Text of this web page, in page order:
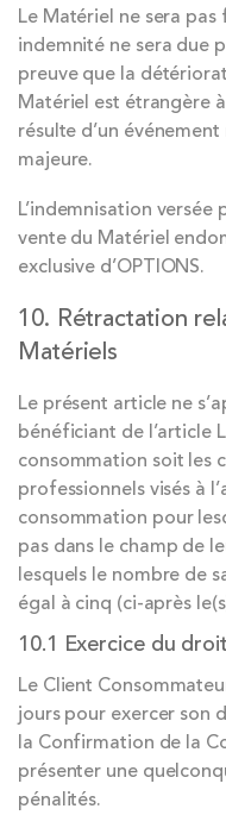
Le Matériel ne sera
indemnité ne sera due
preuve que la
Matériel est étrangère
résulte d’un
majeure.
L’indemnisation versée
vente du Matériel
exclusive d’OPTIONS.
10. Rétractation
Matériels
Le présent article ne
bénéficiant de l’article
consommation soit les
professionnels visés à
consommation pour
pas dans le champ de
lesquels le nombre de
égal à cinq (ci-après
10.1 Exercice du
Le Client
jours pour exercer son
la Confirmation de la
présenter une
pénalités.